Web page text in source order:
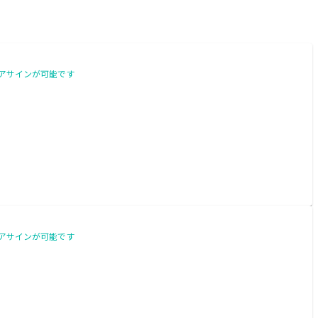
サインが可能です
サインが可能です